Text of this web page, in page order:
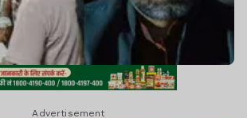
Advertisement